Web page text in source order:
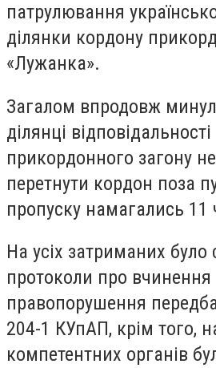
патрулювання
ділянки кордону
«Лужанка».
Загалом впродовж
ділянці
прикордонного загону
перетнути кордон поза
пропуску намагались 11
На усіх затриманих було
протоколи про
правопорушення
204-1 КУпАП, крім того,
компетентних органів